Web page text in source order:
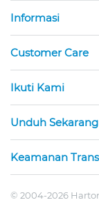
Informasi
Customer Care
Ikuti Kami
Unduh Sekarang
Keamanan
© 2004-2026